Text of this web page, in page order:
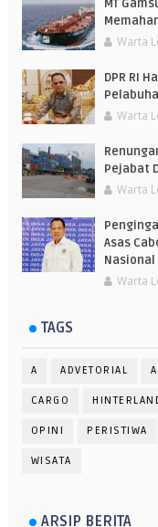
MT
Warta
DPR RI
Warta
Pejabat
Warta
Asas
Nasional
Warta
TAGS
A ADVETORIAL
CARGO
OPINI PERISTIWA
WISATA
ARSIP BERITA